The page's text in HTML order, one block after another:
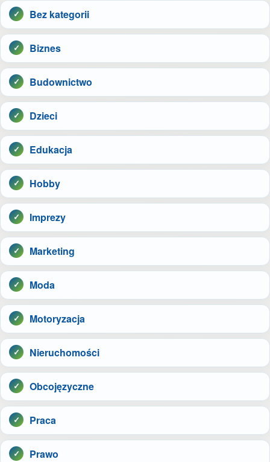
Bez kategorii
Biznes
Budownictwo
Dzieci
Edukacja
Hobby
Imprezy
Marketing
Moda
Motoryzacja
Nieruchomości
Obcojęzyczne
Praca
Prawo